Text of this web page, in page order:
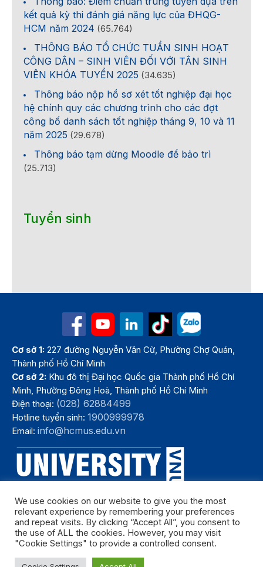
kết quả kỳ thi đánh giá năng lực của ĐHQG-
HCM năm 2024 (65.764)
THÔNG BÁO TỔ CHỨC TUẦN SINH HOẠT
CÔNG DÂN – SINH VIÊN ĐỐI VỚI TÂN SINH
VIÊN KHÓA TUYỂN 2025 (34.635)
Thông báo nộp hồ sơ xét tốt nghiệp đại học
hệ chính quy các chương trình cho các đợt
công bố danh sách tốt nghiệp tháng 9, 10 và 11
năm 2025 (29.678)
Thông báo tạm dừng Moodle để bảo trì
(25.713)
Tuyển sinh
Cơ sở 1: 227 đường Nguyễn Văn Cừ, Phường Chợ Quán,
Thành phố Hồ Chí Minh
Cơ sở 2: Khu đô thị Đại học Quốc gia Thành phố Hồ Chí
Minh, Phường Đông Hoà, Thành phố Hồ Chí Minh
Điện thoại: (028) 62884499
Hotline tuyển sinh:1900999978
Email:info@hcmus.edu.vn
Bản quyền thuộc Trường Đại học Khoa học tự nhiên, Đại học Quốc
We use cookies on our website to give you the most
relevant experience by remembering your preferences
and repeat visits. By clicking “Accept All”, you consent to
the use of ALL the cookies. However, you may visit
"Cookie Settings" to provide a controlled consent.